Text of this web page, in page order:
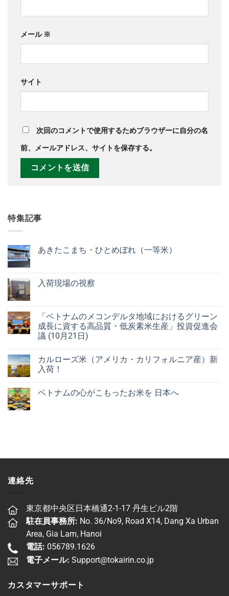
メール ※
サイト
次回のコメントで使用するためブラウザーに自分の名
前、メールアドレス、サイトを保存する。
特集記事
あきたこまち・ひとめぼれ（一等米）
入荷現場の視察
「ベトナムのメコンデルタ地域におけるグリーン
成長に資する高品質・低炭素米生産」投資促進会
議 (10月21日)
カルローズ米（アメリカ・カリフォルニア産）新
入荷！
ベトナムの心がこもったお米を 日本へ
連絡先
東京都中央区日本橋通2-1-17 丹生ビル2階
駐在員事務所: No. 36/No9, Road X14, Dang Xa Urban
Area, Gia Lam, Hanoi
電話: 056789.1626
電子メール: Support@tokairin.co.jp
カスタマーサポート